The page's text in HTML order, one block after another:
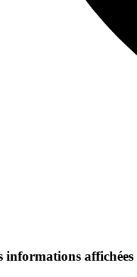
informations affichées